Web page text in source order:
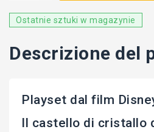
Ostatnie sztuki w magazynie
Descrizione del
Playset dal film
Il castello di cristallo